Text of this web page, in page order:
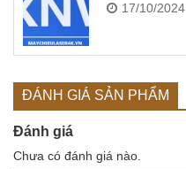
17/10/2024
ĐÁNH GIÁ SẢN PHẨM
Đánh giá
Chưa có đánh giá nào.